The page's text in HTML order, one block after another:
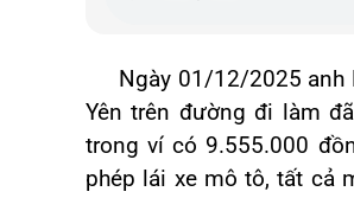
Ngày 01/12/2025 anh
Yên trên đường đi làm
trong ví có 9.555.000
phép lái xe mô tô, tất cả